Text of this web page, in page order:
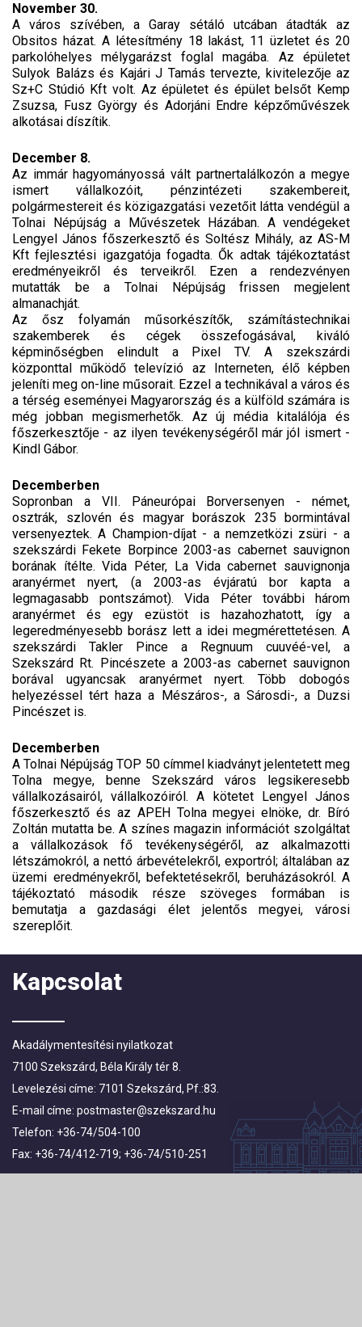
November 30.
A város szívében, a Garay sétáló utcában átadták az
Obsitos házat. A létesítmény 18 lakást, 11 üzletet és 20
parkolóhelyes mélygarázst foglal magába. Az épületet
Sulyok Balázs és Kajári J Tamás tervezte, kivitelezője az
Sz+C Stúdió Kft volt. Az épületet és épület belsőt Kemp
Zsuzsa, Fusz György és Adorjáni Endre képzőművészek
alkotásai díszítik.
December 8.
Az immár hagyományossá vált partnertalálkozón a megye
ismert vállalkozóit, pénzintézeti szakembereit,
polgármestereit és közigazgatási vezetőit látta vendégül a
Tolnai Népújság a Művészetek Házában. A vendégeket
Lengyel János főszerkesztő és Soltész Mihály, az AS-M
Kft fejlesztési igazgatója fogadta. Ők adtak tájékoztatást
eredményeikről és terveikről. Ezen a rendezvényen
mutatták be a Tolnai Népújság frissen megjelent
almanachját.
Az ősz folyamán műsorkészítők, számítástechnikai
szakemberek és cégek összefogásával, kiváló
képminőségben elindult a Pixel TV. A szekszárdi
központtal működő televízió az Interneten, élő képben
jeleníti meg on-line műsorait. Ezzel a technikával a város és
a térség eseményei Magyarország és a külföld számára is
még jobban megismerhetők. Az új média kitalálója és
főszerkesztője - az ilyen tevékenységéről már jól ismert -
Kindl Gábor.
Decemberben
Sopronban a VII. Páneurópai Borversenyen - német,
osztrák, szlovén és magyar borászok 235 bormintával
versenyeztek. A Champion-díjat - a nemzetközi zsüri - a
szekszárdi Fekete Borpince 2003-as cabernet sauvignon
borának ítélte. Vida Péter, La Vida cabernet sauvignonja
aranyérmet nyert, (a 2003-as évjáratú bor kapta a
legmagasabb pontszámot). Vida Péter további három
aranyérmet és egy ezüstöt is hazahozhatott, így a
legeredményesebb borász lett a idei megmérettetésen. A
szekszárdi Takler Pince a Regnuum cuuvéé-vel, a
Szekszárd Rt. Pincészete a 2003-as cabernet sauvignon
borával ugyancsak aranyérmet nyert. Több dobogós
helyezéssel tért haza a Mészáros-, a Sárosdi-, a Duzsi
Pincészet is.
Decemberben
A Tolnai Népújság TOP 50 címmel kiadványt jelentetett meg
Tolna megye, benne Szekszárd város legsikeresebb
vállalkozásairól, vállalkozóiról. A kötetet Lengyel János
főszerkesztő és az APEH Tolna megyei elnöke, dr. Bíró
Zoltán mutatta be. A színes magazin információt szolgáltat
a vállalkozások fő tevékenységéről, az alkalmazotti
létszámokról, a nettó árbevételekről, exportról; általában az
üzemi eredményekről, befektetésekről, beruházásokról. A
tájékoztató második része szöveges formában is
bemutatja a gazdasági élet jelentős megyei, városi
szereplőit.
Kapcsolat
Akadálymentesítési nyilatkozat
7100 Szekszárd, Béla Király tér 8.
Levelezési címe: 7101 Szekszárd, Pf.:83.
E-mail címe: postmaster@szekszard.hu
Telefon: +36-74/504-100
Fax: +36-74/412-719; +36-74/510-251